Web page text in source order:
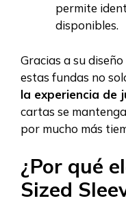
permite
disponibles.
Gracias a su
estas fundas no
la experiencia de
cartas se
por mucho más
¿Por qué
Sized